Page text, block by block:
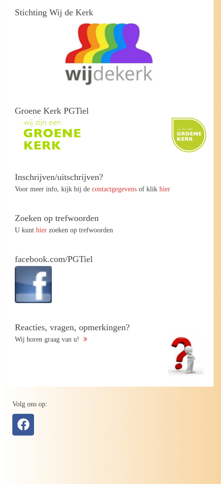
Stichting Wij de Kerk
Groene Kerk PGTiel
Inschrijven/uitschrijven?
Voor meer info, kijk bij de contactgegevens of klik hier
Zoeken op trefwoorden
U kunt hier zoeken op trefwoorden
facebook.com/PGTiel
Reacties, vragen, opmerkingen?
Wij horen graag van u!
Volg ons op: